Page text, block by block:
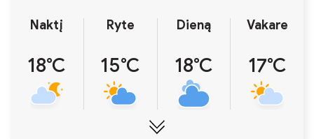
Naktį
18℃
Ryte
15℃
Dieną
18℃
Vakare
17℃